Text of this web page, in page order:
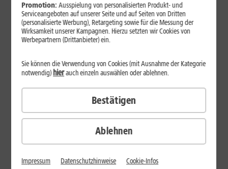
ab 29,99
€/Monat*
Verfügbarkeit prüfen
Promotion:Ausspielung von personalisierten Produkt- und
Serviceangeboten auf unserer Seite und auf Seiten von Dritten
(personalisierte Werbung), Retargeting sowie für die Messung der
Wirksamkeit unserer Kampagnen. Hierzu setzten wir Cookies von
Werbepartnern (Drittanbieter) ein.
Ablehnen
Sie können die Verwendung von Cookies (mit Ausnahme der Kategorie
notwendig)hierauch einzeln auswählen oder ablehnen.
Bestätigen
Impressum Datenschutzhinweise Cookie-Infos